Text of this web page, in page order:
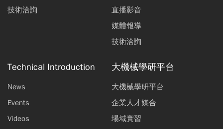
技術洽詢
直播影音
媒體報導
技術洽詢
Technical Introduction
News
Events
Videos
大機械學研平台
大機械學研平台
企業人才媒合
場域實習